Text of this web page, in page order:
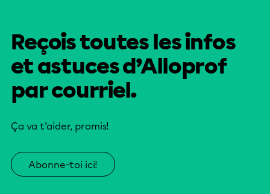
Reçois toutes les infos
et astuces d’Alloprof
par courriel.
Ça va t’aider, promis!
Abonne-toi ici!